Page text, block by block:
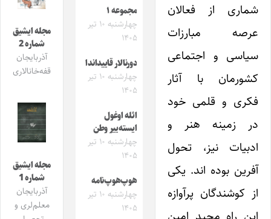
شماری از فعالان
عرصه مبارزات
سیاسی و اجتماعی
کشورمان با آثار
فکری و قلمی خود
در زمینه هنر و
ادبیات نیز، تحول
آفرین بوده اند. یکی
از کوشندگان پرآوازه
مجموعه ۱
چهارشنبه ۱۰ تیر
۱۴۰۵
دورنالار قاییداندا
چهارشنبه ۱۰ تیر
۱۴۰۵
ائله اوغول
ایسته‌ییر وطن
چهارشنبه ۱۰ تیر
۱۴۰۵
هوپ‌هوپ‌نامه
چهارشنبه ۱۰ تیر
۱۴۰۵
مجله ایشیق
شماره 2
آذربایجان
قفه‌خانالاری
مجله ایشیق
شماره 1
آذربایجان
معلم‌لری و